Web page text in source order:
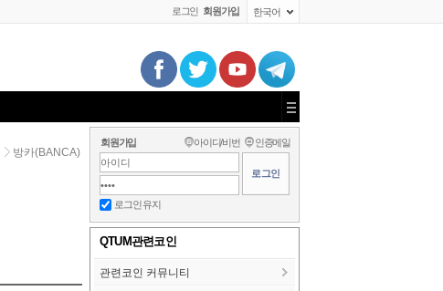
로그인 회원가입 한국어
방카(BANCA)
회원가입 아이디/비번 인증메일
로그인 유지
QTUM관련코인
관련코인 커뮤니티